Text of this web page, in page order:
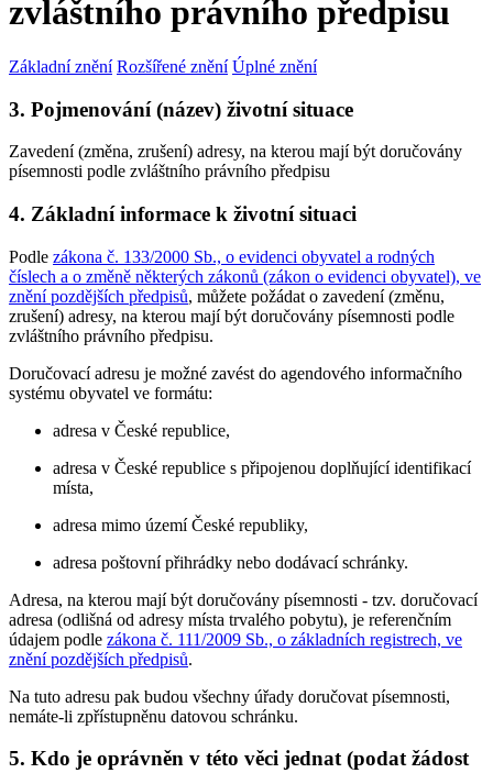
zvláštního právního předpisu
Základní znění Rozšířené znění Úplné znění
3. Pojmenování (název) životní situace
Zavedení (změna, zrušení) adresy, na kterou mají být doručovány
písemnosti podle zvláštního právního předpisu
4. Základní informace k životní situaci
Podle zákona č. 133/2000 Sb., o evidenci obyvatel a rodných
číslech a o změně některých zákonů (zákon o evidenci obyvatel), ve
znění pozdějších předpisů, můžete požádat o zavedení (změnu,
zrušení) adresy, na kterou mají být doručovány písemnosti podle
zvláštního právního předpisu.
Doručovací adresu je možné zavést do agendového informačního
systému obyvatel ve formátu:
adresa v České republice,
adresa v České republice s připojenou doplňující identifikací
místa,
adresa mimo území České republiky,
adresa poštovní přihrádky nebo dodávací schránky.
Adresa, na kterou mají být doručovány písemnosti - tzv. doručovací
adresa (odlišná od adresy místa trvalého pobytu), je referenčním
údajem podle zákona č. 111/2009 Sb., o základních registrech, ve
znění pozdějších předpisů.
Na tuto adresu pak budou všechny úřady doručovat písemnosti,
nemáte-li zpřístupněnu datovou schránku.
5. Kdo je oprávněn v této věci jednat (podat žádost